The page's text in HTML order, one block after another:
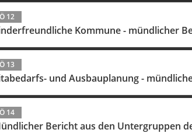
Ö 12
Kommune - mündlicher
Ö 13
und Ausbauplanung -
Ö 14
Bericht aus den Untergruppen